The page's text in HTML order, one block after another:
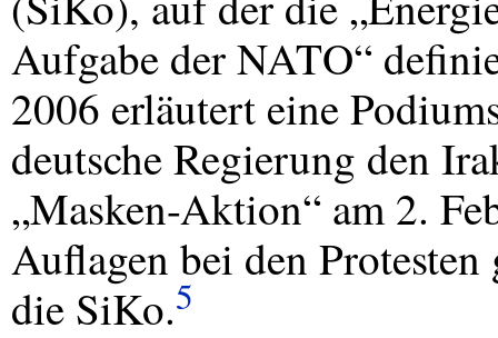
Aufgabe der NATO“
2006 erläutert eine
deutsche Regierung den
„Masken-Aktion“ am 2.
Auflagen bei den Protesten
die SiKo.5